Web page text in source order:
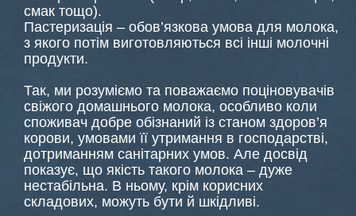
смак тощо).
Пастеризація – обов’язкова умова для молока,
з якого потім виготовляються всі інші молочні
продукти.
Так, ми розуміємо та поважаємо поціновувачів
свіжого домашнього молока, особливо коли
споживач добре обізнаний із станом здоров’я
корови, умовами її утримання в господарстві,
дотриманням санітарних умов. Але досвід
показує, що якість такого молока – дуже
нестабільна. В ньому, крім корисних
складових, можуть бути й шкідливі.